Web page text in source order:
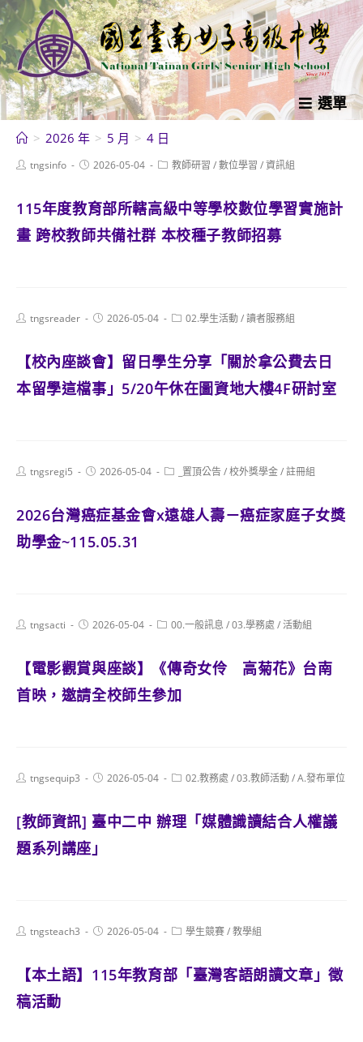
跳
轉
至
主
要
內
選單
> 2026 年 > 5 月 > 4 日
Posttngsinfo
Post2026-05-04
Post教師研習 /數位學習 /資訊組
115年度教育部所轄高級中等學校數位學習實施計
畫 跨校教師共備社群 本校種子教師招募
Posttngsreader
Post2026-05-04
Post02.學生活動/讀者服務組
【校內座談會】留日學生分享「關於拿公費去日
本留學這檔事」5/20午休在圖資地大樓4F研討室
Posttngsregi5
Post2026-05-04
Post _置頂公告/校外獎學金/註冊組
2026台灣癌症基金會x遠雄人壽－癌症家庭子女獎
助學金~115.05.31
Posttngsacti
Post2026-05-04
Post00.一般訊息 /03.學務處 /活動組
【電影觀賞與座談】《傳奇女伶 高菊花》台南
首映，邀請全校師生參加
Posttngsequip3
Post2026-05-04
Post02.教務處 /03.教師活動/A.發布單位
[教師資訊] 臺中二中 辦理「媒體識讀結合人權議
題系列講座」
Posttngsteach3
Post2026-05-04
Post學生競賽/教學組
【本土語】115年教育部「臺灣客語朗讀文章」徵
稿活動